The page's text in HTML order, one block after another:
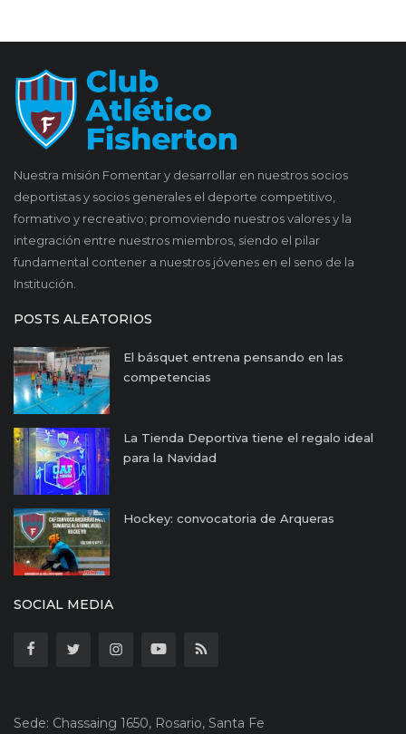
Nuestra misión Fomentar y desarrollar en nuestros socios
deportistas y socios generales el deporte competitivo,
formativo y recreativo; promoviendo nuestros valores y la
integración entre nuestros miembros, siendo el pilar
fundamental contener a nuestros jóvenes en el seno de la
Institución.
POSTS ALEATORIOS
El básquet entrena pensando en las
competencias
La Tienda Deportiva tiene el regalo ideal
para la Navidad
Hockey: convocatoria de Arqueras
SOCIAL MEDIA
Sede: Chassaing 1650, Rosario, Santa Fe